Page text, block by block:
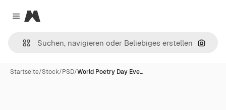
Close menu
Magnific
Nach
Startseite/Stock/PSD/World Poetry Day Eve…